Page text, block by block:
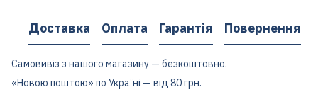
Доставка Оплата Гарантія Повернення
Самовивіз з нашого магазину — безкоштовно.
«Новою поштою» по Україні — від 80 грн.